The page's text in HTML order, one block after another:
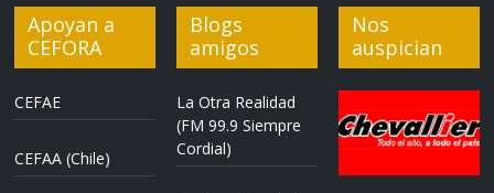
Apoyan a
CEFORA
CEFAE
CEFAA (Chile)
Blogs
amigos
La Otra Realidad
(FM 99.9 Siempre
Cordial)
Nos
auspician